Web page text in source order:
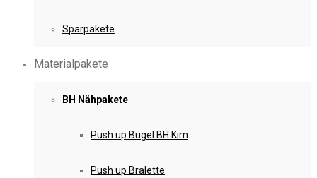
Sparpakete
Materialpakete
BH Nähpakete
Push up Bügel BH Kim
Push up Bralette